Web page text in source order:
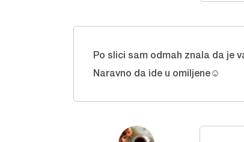
Po slici sam odmah znala da je
Naravno da ide u omiljene☺